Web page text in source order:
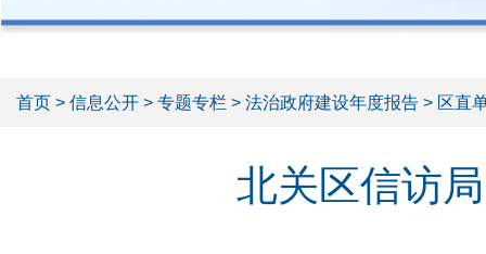
首页 > 信息公开 > 专题专栏 > 法治政府建设年度报告 > 区直
北关区信访